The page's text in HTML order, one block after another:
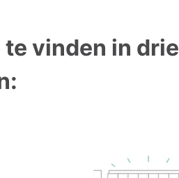
vinden in drie